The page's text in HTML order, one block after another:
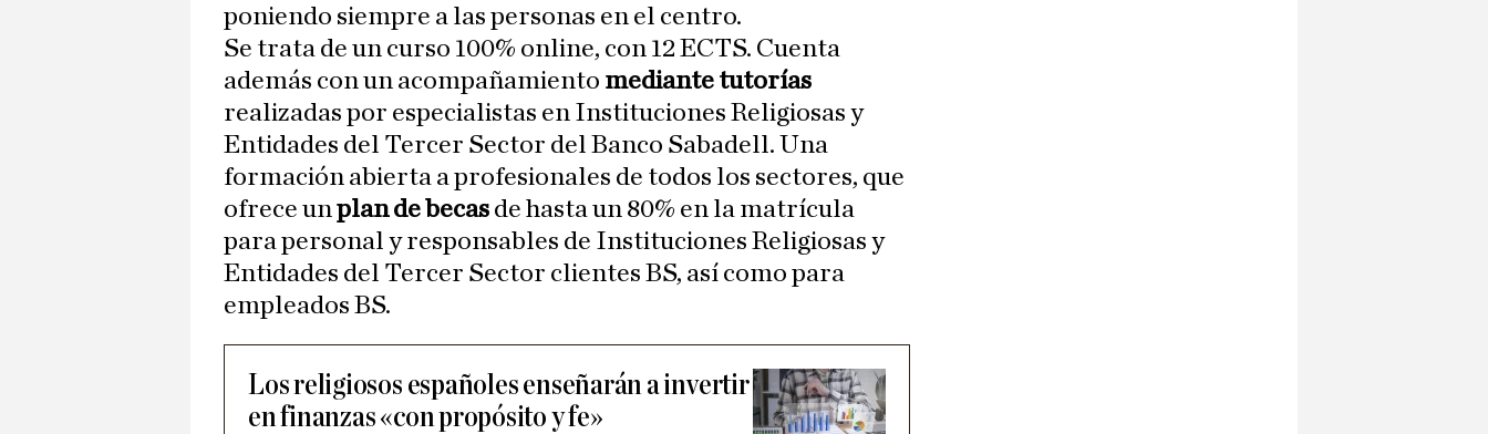
poniendo siempre a las personas en el centro.
Se trata de un curso 100% online, con 12 ECTS. Cuenta
además con un acompañamiento mediante tutorías
realizadas por especialistas en Instituciones Religiosas y
Entidades del Tercer Sector del Banco Sabadell. Una
formación abierta a profesionales de todos los sectores, que
ofrece unplan de becas de hasta un 80% en la matrícula
para personal y responsables de Instituciones Religiosas y
Entidades del Tercer Sector clientes BS, así como para
empleados BS.
Los religiosos españoles enseñarán a invertir
en finanzas «con propósito y fe»